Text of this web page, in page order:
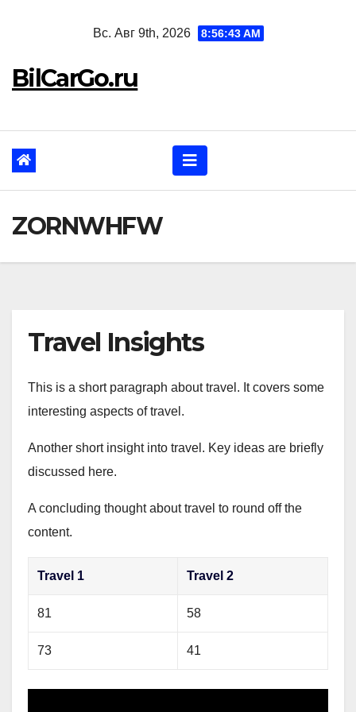
Вс. Авг 9th, 2026 8:56:44 AM
BilCarGo.ru
ZORNWHFW
Travel Insights
This is a short paragraph about travel. It covers some
interesting aspects of travel.
Another short insight into travel. Key ideas are briefly
discussed here.
A concluding thought about travel to round off the
content.
Travel 1 Travel 2
81 58
73 41